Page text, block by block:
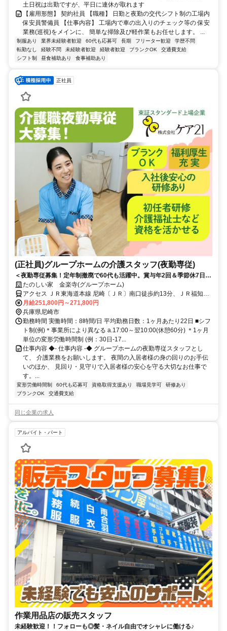
土日祝は出勤ですが、平日に連休が取れます
【雇用形態】 契約社員 【職種】 日勤と夜勤の交代シフト制の工場内
保安員警備員 【仕事内容】 工場内で車の出入りのチェック等の 保安
業務(巡視)をメインに、 簡単な掃除及び軽作業もお任せします。 ...
制服あり 業界未経験者歓迎 60代も応募可 長期 フリーター歓迎
学歴不問
転勤なし
経験不問 未経験者歓迎 経験者歓迎 ブランクOK
交通費支給
シフト制
昼食補助あり 食事補助あり
正社員
(正社員)グループホームの介護スタッフ(夜勤専従)
＜夜勤専従募集！定年制撤廃で60代も活躍中。賞与年2回＆季節休7日◎
少ない日数でしっかり稼げる！＞賞与年2回＆昇給あり！定年制撤廃で
長く安定して働けます。少人数制で寄り添うケアができる温かいグルー
プホームです◎
たのしい家 金楽寺(グループホーム)
アクセス ＪＲ東海道本線 尼崎〔ＪＲ〕南口徒歩約13分、ＪＲ福知山
線〔宝塚線〕 尼崎〔ＪＲ〕南口徒歩約13分、ＪＲ東西線/ＪＲ片町線
〔学研都市線〕 尼崎〔ＪＲ〕南口徒歩約13分 JR各線「尼崎」駅から
徒歩約12分
月給251,800円～271,800円
兵庫県尼崎市
勤務時間 実働時間：8時間/日 平均勤務日数：1ヶ月あたり22日 ■シフ
ト制(例)＊事業所により異なる a.17:00～翌10:00(休憩60分) ＊1ヶ月
単位の変形労働時間制 (例：30日-17...
仕事内容 ◆- 仕事内容 -◆ グループホームの夜勤専従スタッフとし
て、 介護業務をお願いします。 夜間の入居者様の身の回りのお手伝
いのほか、 見回り・見守りで入居者様の安心を守る大切なお仕事で
す。...
変形労働時間制 60代も応募可 資格取得支援あり 職場見学可
研修あり
ブランクOK
交通費支給
同じ企業の求人
アルバイト・パート
作業用品店の販売スタッフ
未経験歓迎！！フォローも◎髪・ネイル自由でオシャレに働ける♪